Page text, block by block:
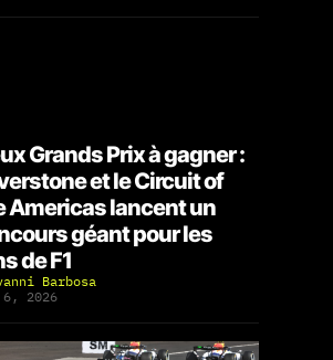
Grands Prix à gagner :
et le Circuit of
Americas lancent un
géant pour les
de F1
Barbosa
6, 2026